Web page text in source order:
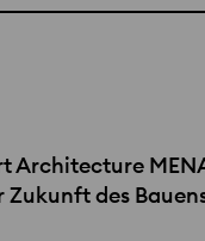
Architecture
des